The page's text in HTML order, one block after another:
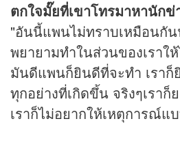
ตกใจมั๊ยที่เขาโทรมาหานักข่
"อันนี้แพนไม่ทราบเหมือนกัน
พยายามทำในส่วนของเรา
มันดีแพนก็ยินดีที่จะทำ เรา
ทุกอย่างที่เกิดขึ้น จริงๆเราก็
เราก็ไม่อยากให้เหตุการณ์แ